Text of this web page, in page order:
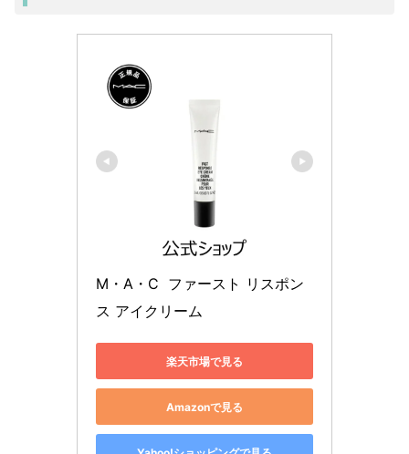
M・A・C  ファースト リスポン
ス アイクリーム
楽天市場で見る
Amazonで見る